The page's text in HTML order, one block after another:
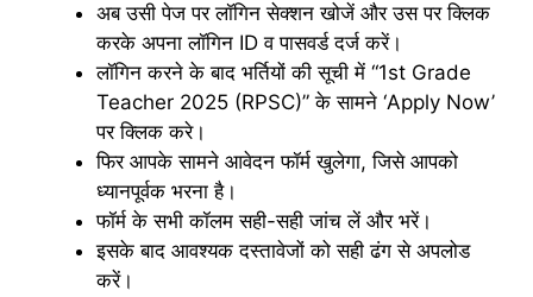
अब उसी पेज पर लॉगिन सेक्शन खोजें और उस पर क्लिक
करके अपना लॉगिन ID व पासवर्ड दर्ज करें।
लॉगिन करने के बाद भर्तियों की सूची में “1st Grade
Teacher 2025 (RPSC)” के सामने ‘Apply Now’
पर क्लिक करे।
फिर आपके सामने आवेदन फॉर्म खुलेगा, जिसे आपको
ध्यानपूर्वक भरना है।
फॉर्म के सभी कॉलम सही-सही जांच लें और भरें।
इसके बाद आवश्यक दस्तावेजों को सही ढंग से अपलोड
करें।